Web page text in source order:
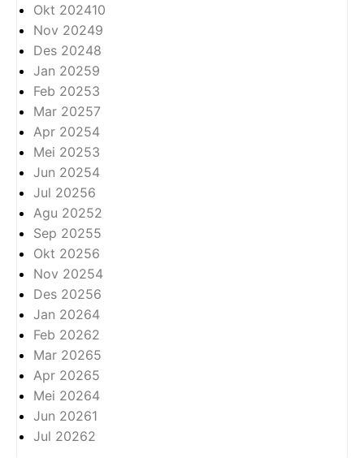
Okt 202410
Nov 20249
Des 20248
Jan 20259
Feb 20253
Mar 20257
Apr 20254
Mei 20253
Jun 20254
Jul 20256
Agu 20252
Sep 20255
Okt 20256
Nov 20254
Des 20256
Jan 20264
Feb 20262
Mar 20265
Apr 20265
Mei 20264
Jun 20261
Jul 20262